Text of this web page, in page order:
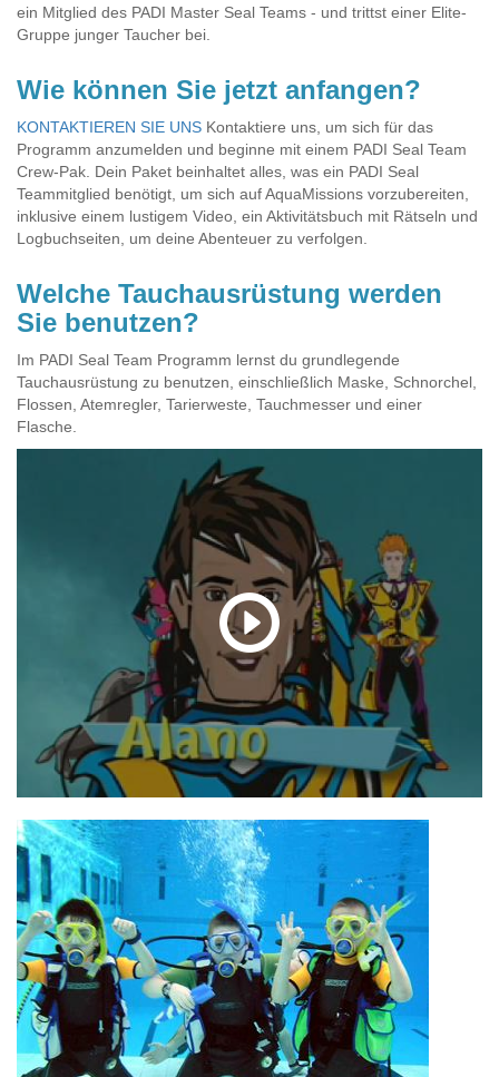
ein Mitglied des PADI Master Seal Teams - und trittst einer Elite-
Gruppe junger Taucher bei.
Wie können Sie jetzt anfangen?
KONTAKTIEREN SIE UNS Kontaktiere uns, um sich für das
Programm anzumelden und beginne mit einem PADI Seal Team
Crew-Pak. Dein Paket beinhaltet alles, was ein PADI Seal
Teammitglied benötigt, um sich auf AquaMissions vorzubereiten,
inklusive einem lustigem Video, ein Aktivitätsbuch mit Rätseln und
Logbuchseiten, um deine Abenteuer zu verfolgen.
Welche Tauchausrüstung werden
Sie benutzen?
Im PADI Seal Team Programm lernst du grundlegende
Tauchausrüstung zu benutzen, einschließlich Maske, Schnorchel,
Flossen, Atemregler, Tarierweste, Tauchmesser und einer
Flasche.